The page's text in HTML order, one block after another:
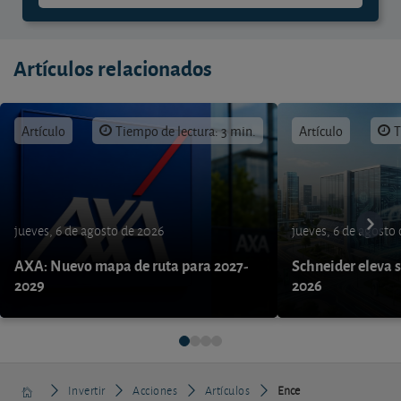
Artículos relacionados
Artículo Tiempo de lectura: 3 min.
jueves, 6 de agosto de 2026
AXA: Nuevo mapa de ruta para 2027-
2029
Artículo
jueves, 6 de agosto
Schneider eleva
2026
Invertir Acciones Artículos Ence